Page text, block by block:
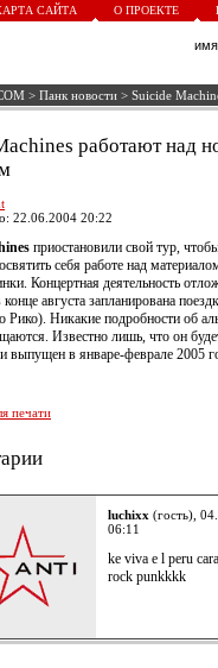
САЙТА О ПРОЕКТЕ
> Панк новости > Suicide
работают над
22.06.2004 20:22
приостановили свой тур,
себя работе над
Концертная деятельность
конце августа запланирована
Рико). Никакие подробности об
Известно лишь, что он
выпущен в январе-феврале 2005
печати
luchixx (гость),
06:11
ke viva e l peru
rock punkkkk